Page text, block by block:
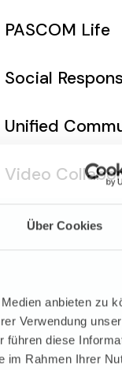
Über Cookies
anbieten zu
Verwendung
führen diese
im Rahmen Ihrer
PASCOM Life
Social
Unified
Video